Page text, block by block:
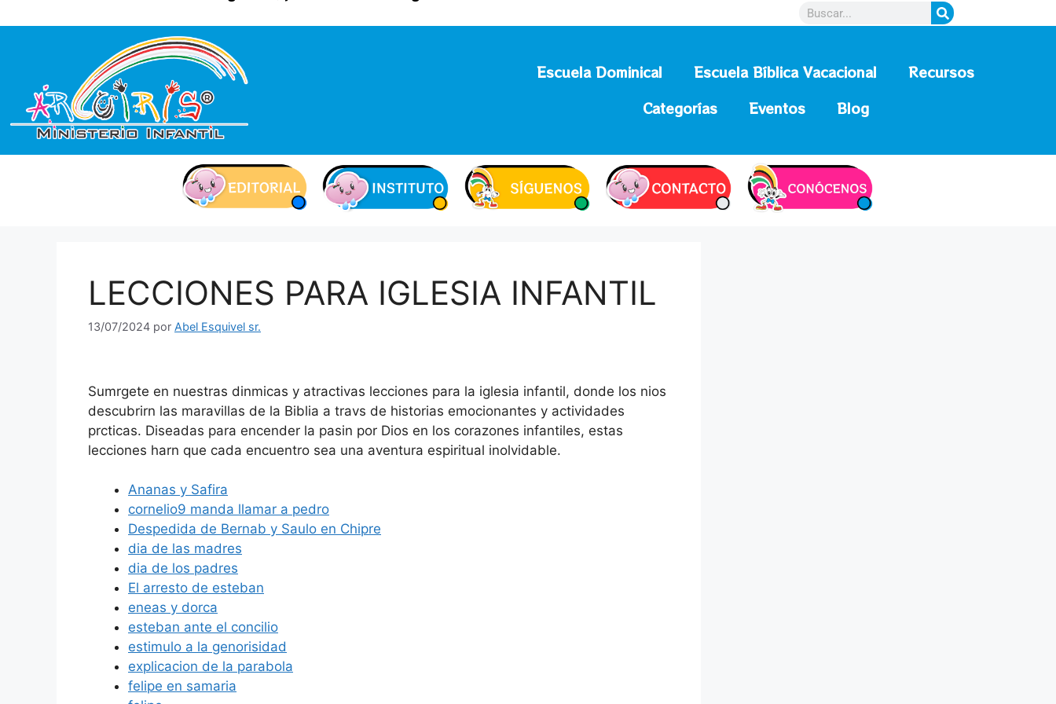
Escuela Dominical Escuela Bíblica Vacacional
Recursos
Categorías
Eventos Blog
LECCIONES PARA IGLESIA INFANTIL
13/07/2024 por Abel Esquivel sr.
Sumrgete en nuestras dinmicas y atractivas lecciones para la iglesia infantil, donde los nios
descubrirn las maravillas de la Biblia a travs de historias emocionantes y actividades
prcticas. Diseadas para encender la pasin por Dios en los corazones infantiles, estas
lecciones harn que cada encuentro sea una aventura espiritual inolvidable.
Ananas y Safira
cornelio9 manda llamar a pedro
Despedida de Bernab y Saulo en Chipre
dia de las madres
dia de los padres
El arresto de esteban
eneas y dorca
esteban ante el concilio
estimulo a la genorisidad
explicacion de la parabola
felipe en samaria